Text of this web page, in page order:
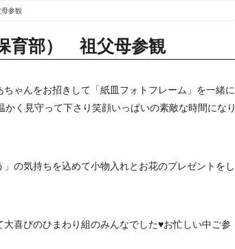
参観
育部） 祖父母参観
ゃんをお招きして「紙皿フォトフレーム」を一緒に
く見守って下さり笑顔いっぱいの素敵な時間になり
の気持ちを込めて小物入れとお花のプレゼントをし
喜びのひまわり組のみんなでした♥お忙しい中ご参